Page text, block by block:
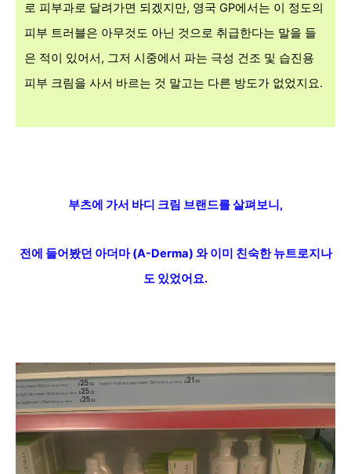
로 피부과로 달려가면 되겠지만, 영국 GP에서는 이 정도의
피부 트러블은 아무것도 아닌 것으로 취급한다는 말을 들
은 적이 있어서, 그저 시중에서 파는 극성 건조 및 습진용
피부 크림을 사서 바르는 것 말고는 다른 방도가 없었지요.
부츠에 가서 바디 크림 브랜드를 살펴보니,
전에 들어봤던 아더마 (A-Derma) 와 이미 친숙한 뉴트로지나
도 있었어요.